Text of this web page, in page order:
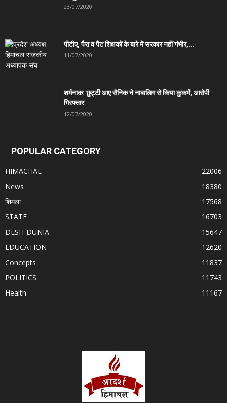
23/07/2020
पीटीए, पैरा व पैट शिक्षकों के बारे में सरकार नहीं गंभीर,...
11/07/2020
शर्मनाक: छुट्टी आए सैनिक ने नाबालिग से किया कुकर्म, आरोपी
गिरफ्तार
12/07/2020
POPULAR CATEGORY
HIMACHAL
22006
News
18380
शिमला
17568
STATE
16703
DESH-DUNIA
15647
EDUCATION
12620
Concepts
11837
POLITICS
11743
Health
11167